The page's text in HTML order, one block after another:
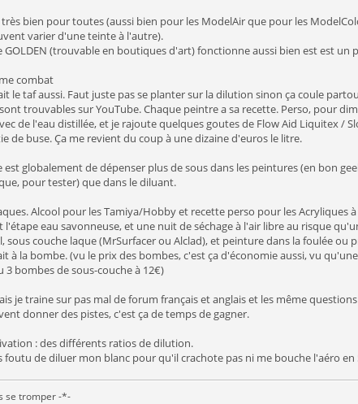
bien pour toutes (aussi bien pour les ModelAir que pour les
varier d'une teinte à l'autre).
(trouvable en boutiques d'art) fonctionne aussi bien est est
combat
le taf aussi. Faut juste pas se planter sur la dilution sinon ça coule
trouvables sur YouTube. Chaque peintre a sa recette. Perso, pour
de l'eau distillée, et je rajoute quelques goutes de Flow Aid Liquitex /
de buse. Ça me revient du coup à une dizaine d'euros le litre.
est globalement de dépenser plus de sous dans les peintures (en bon
pour tester) que dans le diluant.
Alcool pour les Tamiya/Hobby et recette perso pour les Acryliques
eau savonneuse, et une nuit de séchage à l'air libre au risque
couche laque (MrSurfacer ou Alclad), et peinture dans la foulée ou
à la bombe. (vu le prix des bombes, c'est ça d'économie aussi, vu
bombes de sous-couche à 12€)
je traine sur pas mal de forum français et anglais et les même
donner des pistes, c'est ça de temps de gagner.
: des différents ratios de dilution.
foutu de diluer mon blanc pour qu'il crachote pas ni me bouche l'aéro
se tromper -*-